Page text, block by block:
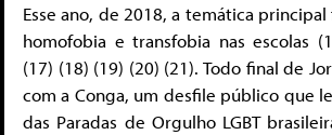
Esse ano, de 2018, a temática
homofobia e transfobia nas escolas
(17) (18) (19) (20) (21). Todo final de
com a Conga, um desfile público que
das Paradas de Orgulho LGBT